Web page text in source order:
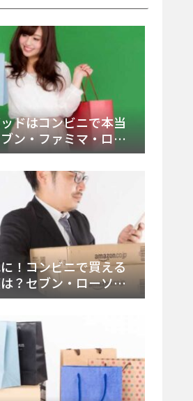
ドはコンビニで本当
ン・ファミマ・ロー
値段と種類別販売場
！コンビニで買える
？セブン・ローソ
販売状況と定番商品